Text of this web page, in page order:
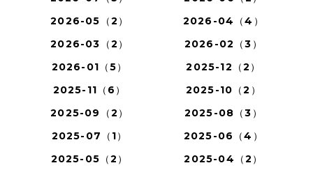
2026-05（2）
2026-04（4）
2026-03（2）
2026-02（3）
2026-01（5）
2025-12（2）
2025-11（6）
2025-10（2）
2025-09（2）
2025-08（3）
2025-07（1）
2025-06（4）
2025-05（2）
2025-04（2）